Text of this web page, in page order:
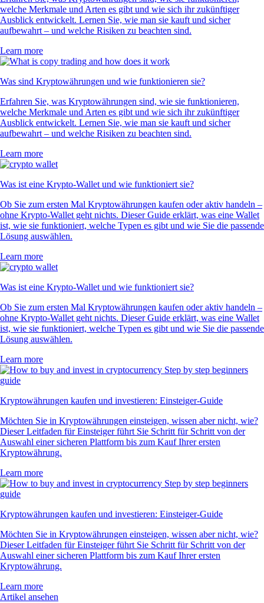
welche Merkmale und Arten es gibt und wie sich ihr zukünftiger
Ausblick entwickelt. Lernen Sie, wie man sie kauft und sicher
aufbewahrt – und welche Risiken zu beachten sind.
Learn more
Was sind Kryptowährungen und wie funktionieren sie?
Erfahren Sie, was Kryptowährungen sind, wie sie funktionieren,
welche Merkmale und Arten es gibt und wie sich ihr zukünftiger
Ausblick entwickelt. Lernen Sie, wie man sie kauft und sicher
aufbewahrt – und welche Risiken zu beachten sind.
Learn more
Was ist eine Krypto-Wallet und wie funktioniert sie?
Ob Sie zum ersten Mal Kryptowährungen kaufen oder aktiv handeln –
ohne Krypto-Wallet geht nichts. Dieser Guide erklärt, was eine Wallet
ist, wie sie funktioniert, welche Typen es gibt und wie Sie die passende
Lösung auswählen.
Learn more
Was ist eine Krypto-Wallet und wie funktioniert sie?
Ob Sie zum ersten Mal Kryptowährungen kaufen oder aktiv handeln –
ohne Krypto-Wallet geht nichts. Dieser Guide erklärt, was eine Wallet
ist, wie sie funktioniert, welche Typen es gibt und wie Sie die passende
Lösung auswählen.
Learn more
Kryptowährungen kaufen und investieren: Einsteiger-Guide
Möchten Sie in Kryptowährungen einsteigen, wissen aber nicht, wie?
Dieser Leitfaden für Einsteiger führt Sie Schritt für Schritt von der
Auswahl einer sicheren Plattform bis zum Kauf Ihrer ersten
Kryptowährung.
Learn more
Kryptowährungen kaufen und investieren: Einsteiger-Guide
Möchten Sie in Kryptowährungen einsteigen, wissen aber nicht, wie?
Dieser Leitfaden für Einsteiger führt Sie Schritt für Schritt von der
Auswahl einer sicheren Plattform bis zum Kauf Ihrer ersten
Kryptowährung.
Learn more
Artikel ansehen